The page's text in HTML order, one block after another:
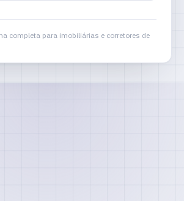
completa para imobiliárias e corretores de